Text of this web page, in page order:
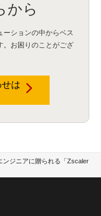
ンジニアに贈られる「Zscaler
から
ーションの中からベス
。お困りのことがござ
は